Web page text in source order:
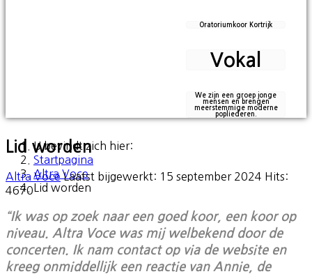
Oratoriumkoor Kortrijk
Vokal
We zijn een groep jonge
mensen en brengen
meerstemmige moderne
popliederen.
U bevindt zich hier:
Startpagina
Altra Voce
Lid worden
Lid worden
Altra Voce Laatst bijgewerkt: 15 september 2024 Hits:
4670
“Ik was op zoek naar een goed koor, een koor op
niveau. Altra Voce was mij welbekend door de
concerten. Ik nam contact op via de website en
kreeg onmiddellijk een reactie van Annie, de